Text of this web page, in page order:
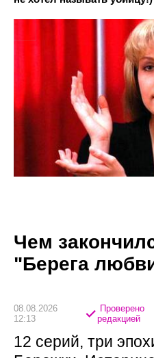
Чем
"Берега
08.08.2026
12:13
Проверено
редакцией
12 серий, три